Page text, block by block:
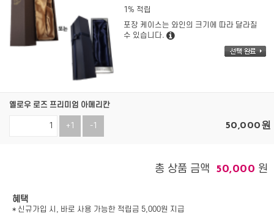
1% 적립
포장 케이스는 와인의 크기에 따라 달라질
수 있습니다.
옐로우 로즈 프리미엄 아메리칸
+1 -1 50,000원
총 상품 금액 50,000 원
혜택
* 신규가입 시, 바로 사용 가능한 적립금 5,000원 지급